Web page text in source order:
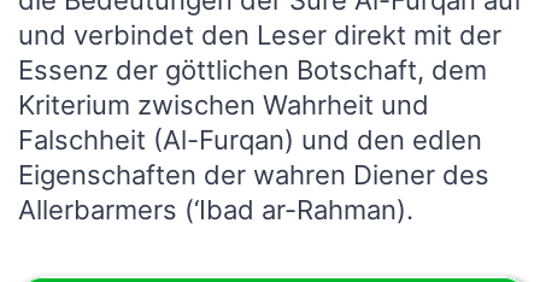
und verbindet den Leser direkt mit der
Essenz der göttlichen Botschaft, dem
Kriterium zwischen Wahrheit und
Falschheit (Al-Furqan) und den edlen
Eigenschaften der wahren Diener des
Allerbarmers (‘Ibad ar-Rahman).